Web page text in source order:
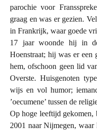
parochie voor
graag en was er gezien.
in Frankrijk, waar goede
17 jaar woonde hij in
Hoenstraat; hij was er een
hem, ofschoon geen lid
Overste. Huisgenoten
wijs en vol humor;
’oecumene’ tussen de
Op hoge leeftijd
2001 naar Nijmegen,